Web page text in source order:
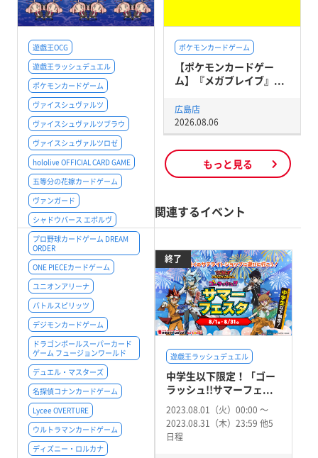
ポケモンカードゲーム
【ポケモンカードゲー
ム】『メガブレイブ』...
広島店
2026.08.06
遊戯王OCG
遊戯王ラッシュデュエル
ポケモンカードゲーム
ヴァイスシュヴァルツ
ヴァイスシュヴァルツブラウ
ヴァイスシュヴァルツロゼ
hololive OFFICIAL CARD GAME
五等分の花嫁カードゲーム
ヴァンガード
シャドウバース エボルヴ
プロ野球カードゲーム DREAM
ORDER
ONE PIECEカードゲーム
ユニオンアリーナ
バトルスピリッツ
デジモンカードゲーム
ドラゴンボールスーパーカード
ゲーム フュージョンワールド
デュエル・マスターズ
名探偵コナンカードゲーム
Lycee OVERTURE
ウルトラマンカードゲーム
ディズニー・ロルカナ
もっと見る
関連するイベント
終了
遊戯王ラッシュデュエル
中学生以下限定！「ゴー
ラッシュ!!サマーフェ...
2023.08.01（火）00:00 〜
2023.08.31（木）23:59 他5
日程